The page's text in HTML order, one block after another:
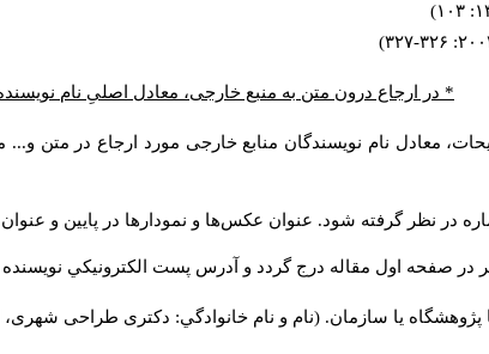
* در ارجاع درون متن به منبع خارجی، معادل اصلیِ نام
معادل نام نویسندگان منابع خارجی مورد ارجاع در متن
در نظر گرفته شود. عنوان عکس‌ها و نمودارها در پایین و
در صفحه اول مقاله درج گردد و آدرس پست الكترونيكي
یا سازمان. (نام و نام خانوادگي: دکتری طراحی شهری،